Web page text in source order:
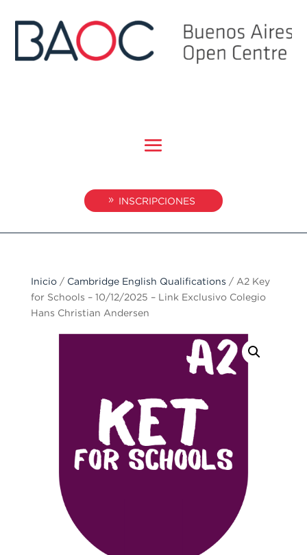
INSCRIPCIONES
Inicio/ Cambridge English Qualifications / A2 Key
for Schools – 10/12/2025 – Link Exclusivo Colegio
Hans Christian Andersen